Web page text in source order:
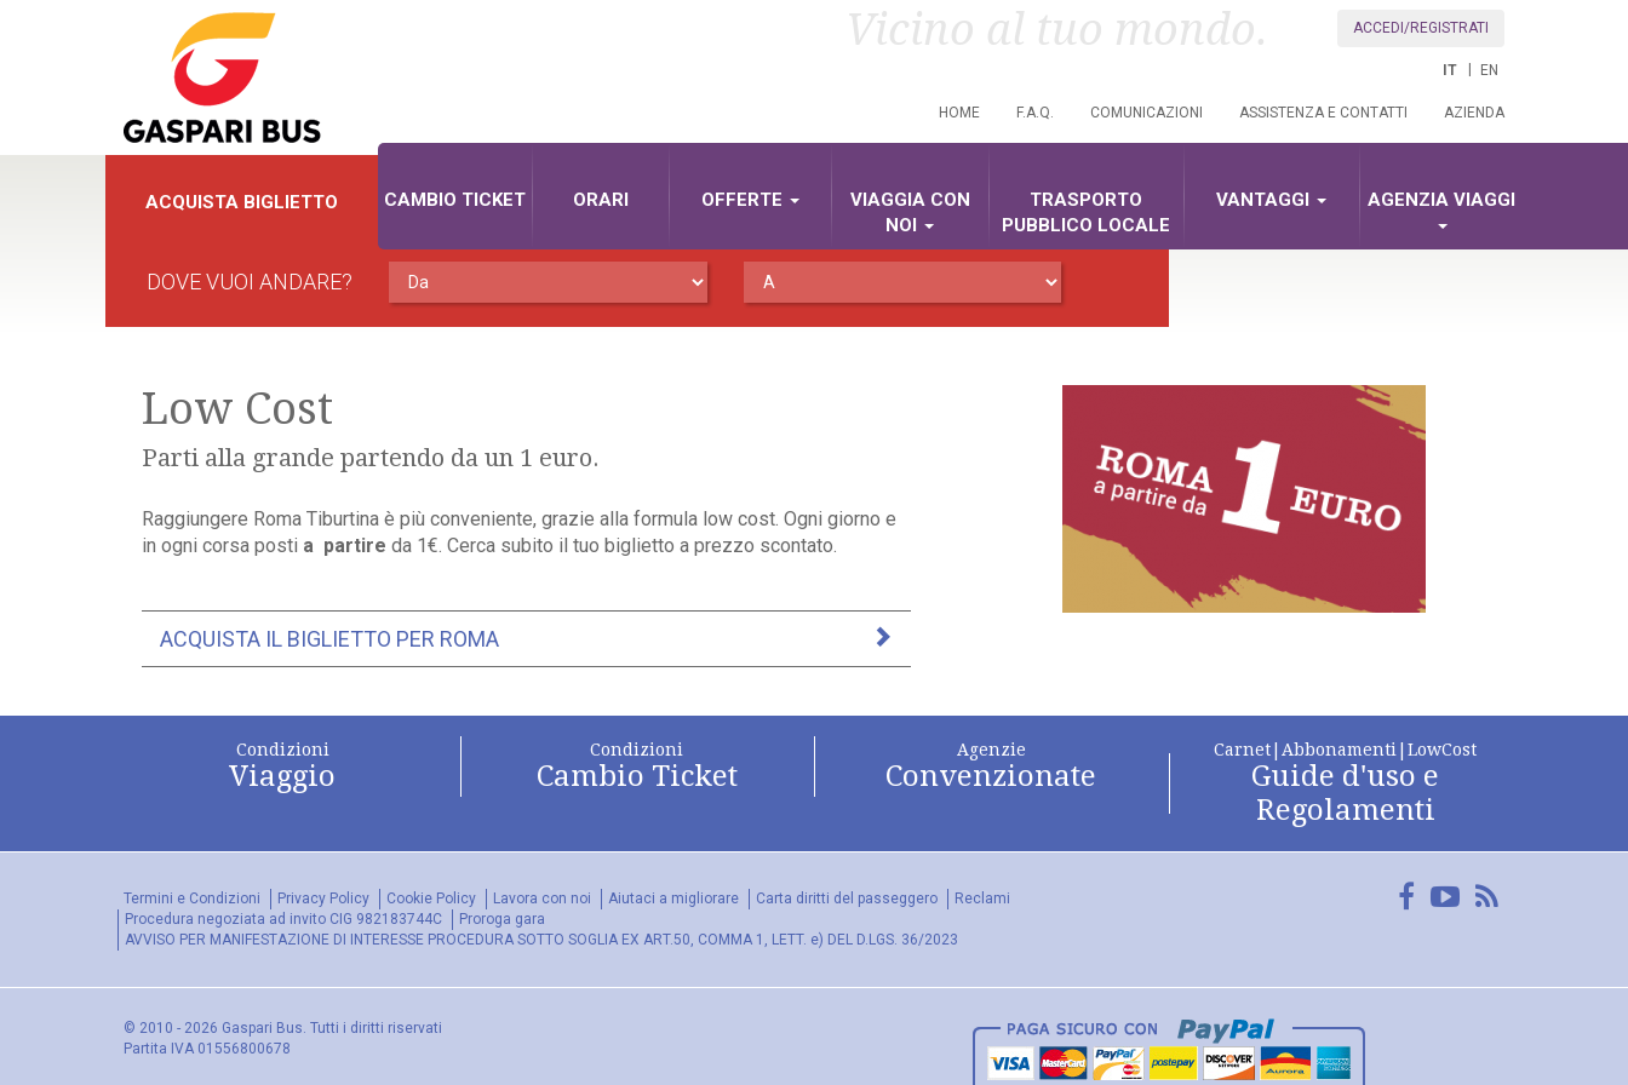
Vicino al tuo mondo. ACCEDI/REGISTRATI
IT EN
ACQUISTA BIGLIETTO CAMBIO TICKET ORARI OFFERTE
VIAGGIA CON
NOI
TRASPORTO
PUBBLICO LOCALE
VANTAGGI AGENZIA VIAGGI
HOME F.A.Q. COMUNICAZIONI ASSISTENZA E CONTATTI AZIENDA
DOVE VUOI ANDARE?
Low Cost
Parti alla grande partendo da un 1 euro.
Raggiungere Roma Tiburtina è più conveniente, grazie alla formula low cost. Ogni giorno e
in ogni corsa posti a partire da 1€. Cerca subito il tuo biglietto a prezzo scontato.
ACQUISTA IL BIGLIETTO PER ROMA
Condizioni
Viaggio
Condizioni
Cambio Ticket
Agenzie
Convenzionate
Carnet|Abbonamenti|LowCost
Guide d'uso e
Regolamenti
FacebookYouTube
Termini e Condizioni Privacy Policy Cookie Policy Lavora con noi Aiutaci a migliorare Carta diritti del passeggero
Reclami
Procedura negoziata ad invito CIG 982183744C
Proroga gara
AVVISO PER MANIFESTAZIONE DI INTERESSE PROCEDURA SOTTO SOGLIA EX ART.50, COMMA 1, LETT. e) DEL D.LGS. 36/2023
© 2010 - 2026 Gaspari Bus. Tutti i diritti riservati
Partita IVA 01556800678